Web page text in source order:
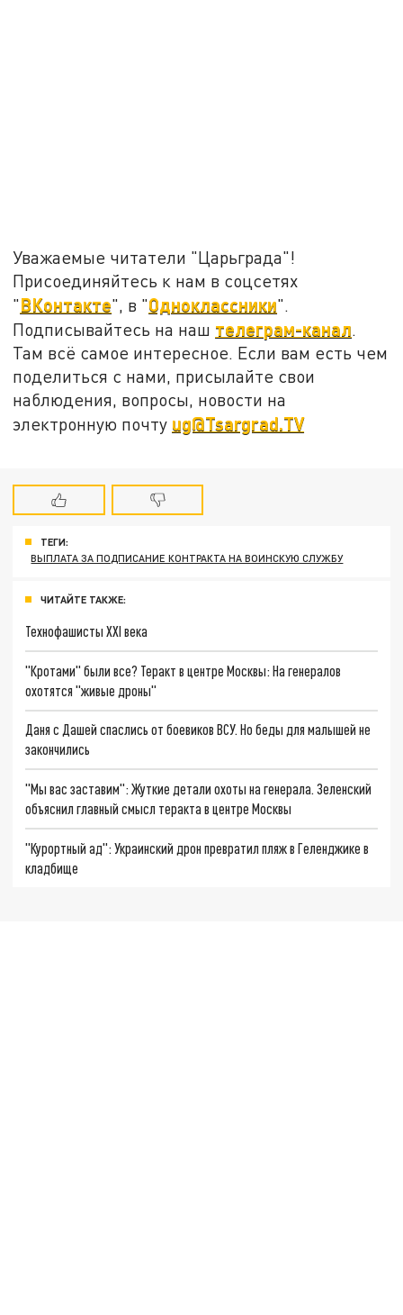
Уважаемые читатели "Царьграда"!
Присоединяйтесь к нам в соцсетях
"ВКонтакте", в "Одноклассники".
Подписывайтесь на наш телеграм-канал.
Там всё самое интересное. Если вам есть чем
поделиться с нами, присылайте свои
наблюдения, вопросы, новости на
электронную почту ug@Tsargrad.TV
ТЕГИ:
ВЫПЛАТА ЗА ПОДПИСАНИЕ КОНТРАКТА НА ВОИНСКУЮ СЛУЖБУ
ЧИТАЙТЕ ТАКЖЕ:
Технофашисты XXI века
"Кротами" были все? Теракт в центре Москвы: На генералов
охотятся "живые дроны"
Даня с Дашей спаслись от боевиков ВСУ. Но беды для малышей не
закончились
"Мы вас заставим": Жуткие детали охоты на генерала. Зеленский
объяснил главный смысл теракта в центре Москвы
"Курортный ад": Украинский дрон превратил пляж в Геленджике в
кладбище